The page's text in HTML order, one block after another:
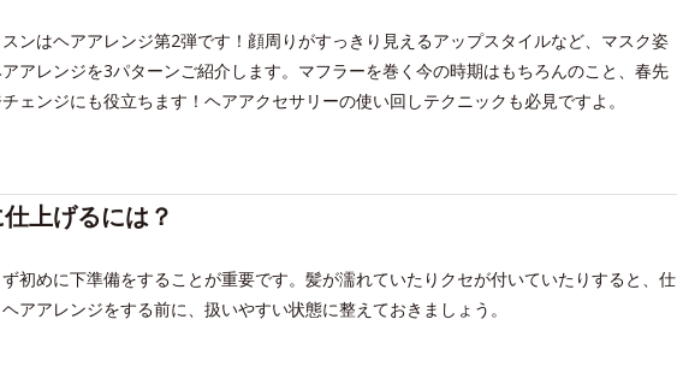
ンはヘアアレンジ第2弾です！顔周りがすっきり見えるアップスタイルなど、マスク姿
アレンジを3パターンご紹介します。マフラーを巻く今の時期はもちろんのこと、春先
ェンジにも役立ちます！ヘアアクセサリーの使い回しテクニックも必見ですよ。
上げるには？
初めに下準備をすることが重要です。髪が濡れていたりクセが付いていたりすると、仕
アアレンジをする前に、扱いやすい状態に整えておきましょう。